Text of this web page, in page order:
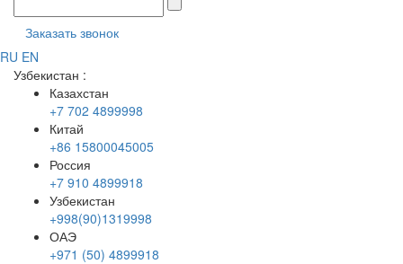
Заказать звонок
RU EN
Узбекистан :
Казахстан
+7 702 4899998
Китай
+86 15800045005
Россия
+7 910 4899918
Узбекистан
+998(90)1319998
ОАЭ
+971 (50) 4899918